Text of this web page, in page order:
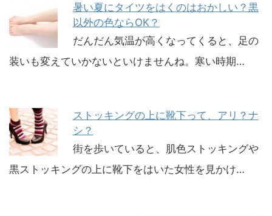
暑い夏にタイツをはくのはおかしい？黒
以外の色ならOK？
だんだん気温が高くなってくると、足の
装いも変えていかないといけませんね。寒い時期…
ストッキングの上に靴下って、アリ？ナ
シ？
街を歩いていると、肌色ストッキングや
黒ストッキングの上に靴下をはいた女性を見かけ…